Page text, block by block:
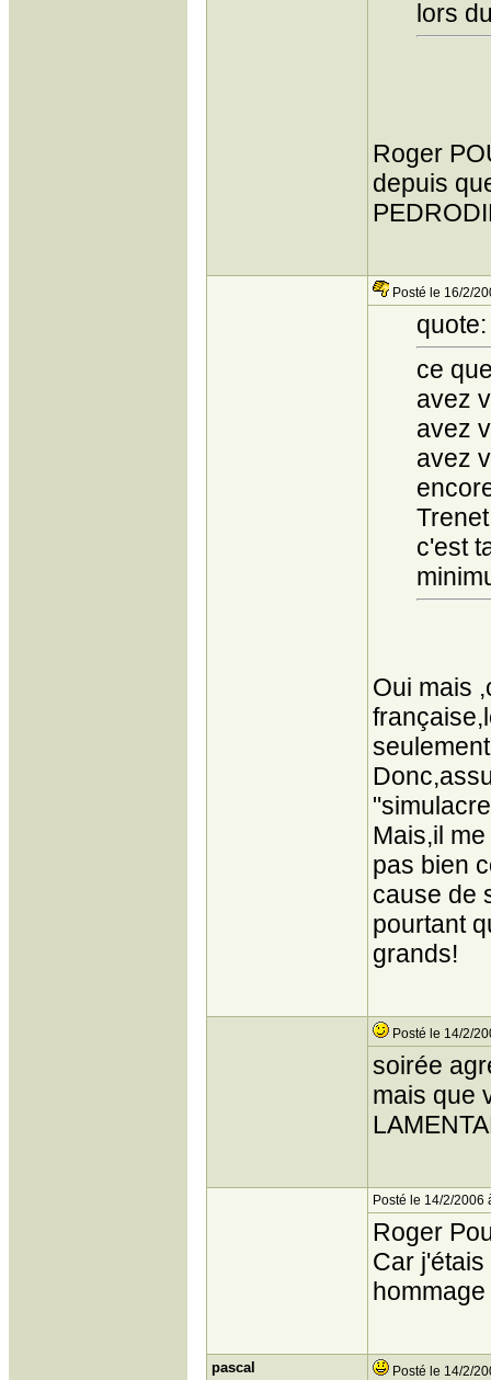
lors
Roger
depuis
Posté le 16/2/
quote:
ce
avez
avez
avez
c'est
Oui mais
Mais,il
pas bien
cause de
pourtant
grands!
Posté le 14/2/
soirée
mais que
Posté le 14/2/2006
Roger
Car
hommage
pascal Posté le 14/2/